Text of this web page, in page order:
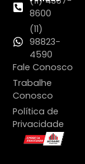
8600
(11)
98823-
4590
Fale Conosco
Trabalhe
Conosco
Política de
Privacidade